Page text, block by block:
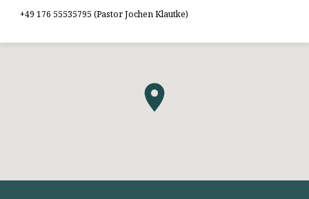
+49 176 55535795 (Pastor Jochen Klautke)